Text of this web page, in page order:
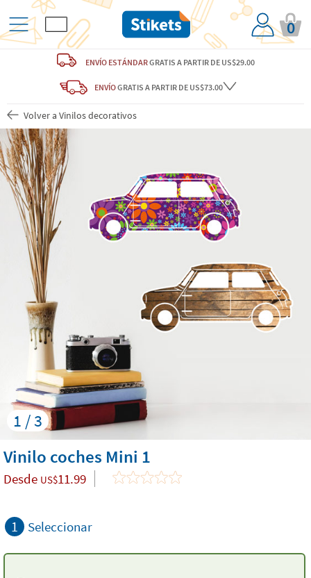
0
ENVÍO ESTÁNDARGRATIS A PARTIR DE US$29.00
ENVÍOGRATIS A PARTIR DE US$73.00
Volver a Vinilos decorativos
1 / 3
Vinilo coches Mini 1
Desde US$11.99
1 Seleccionar